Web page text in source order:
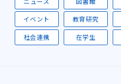
イベント
教育研究
社会連携
在学生